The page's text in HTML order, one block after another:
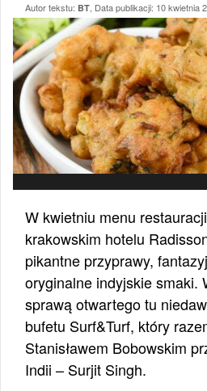
Autor tekstu: BT , Data publikacji: 10 kwietnia
W kwietniu menu
krakowskim hotelu
pikantne przyprawy,
oryginalne indyjskie smaki.
sprawą otwartego tu
bufetu Surf&Turf, który
Stanisławem Bobowskim
Indii – Surjit Singh.